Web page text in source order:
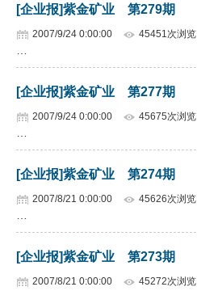
[企业报]紫金矿业 第279期
2007/9/24 0:00:00 45451次浏览
[企业报]紫金矿业 第277期
2007/9/24 0:00:00 45675次浏览
[企业报]紫金矿业 第274期
2007/8/21 0:00:00 45626次浏览
[企业报]紫金矿业 第273期
2007/8/21 0:00:00 45272次浏览